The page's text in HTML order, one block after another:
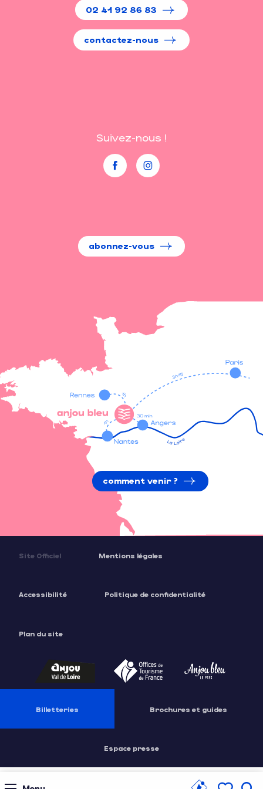
02 41 92 86 83
contactez-nous
Suivez-nous !
abonnez-vous
comment venir ?
Site Officiel Mentions légales
Accessibilité Politique de confidentialité
Plan du site
Billetteries Brochures et guides
Espace presse